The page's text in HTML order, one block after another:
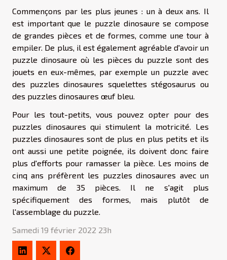
Commençons par les plus jeunes : un à deux ans. Il
est important que le puzzle dinosaure se compose
de grandes pièces et de formes, comme une tour à
empiler. De plus, il est également agréable d'avoir un
puzzle dinosaure où les pièces du puzzle sont des
jouets en eux-mêmes, par exemple un puzzle avec
des puzzles dinosaures squelettes stégosaurus ou
des puzzles dinosaures œuf bleu.
Pour les tout-petits, vous pouvez opter pour des
puzzles dinosaures qui stimulent la motricité. Les
puzzles dinosaures sont de plus en plus petits et ils
ont aussi une petite poignée, ils doivent donc faire
plus d'efforts pour ramasser la pièce. Les moins de
cinq ans préfèrent les puzzles dinosaures avec un
maximum de 35 pièces. Il ne s'agit plus
spécifiquement des formes, mais plutôt de
l'assemblage du puzzle.
Samedi 19 février 2022 23h